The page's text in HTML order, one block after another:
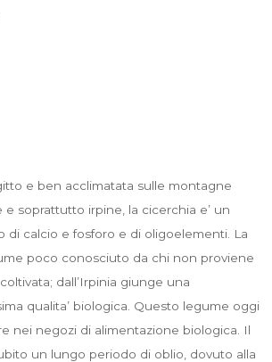
e ben acclimatata sulle montagne
e soprattutto irpine, la cicerchia e’ un
di calcio e fosforo e di oligoelementi. La
poco conosciuto da chi non proviene
dall’Irpinia giunge una
qualita’ biologica. Questo legume oggi
nei negozi di alimentazione biologica. Il
un lungo periodo di oblio, dovuto alla